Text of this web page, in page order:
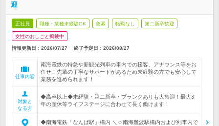
迎
正社員 職種・業種未経験OK 急募 転勤なし 第二新卒歓迎
女性のおしごと掲載中
情報更新日：2026/07/27 終了予定日： 2026/08/27
仕事内容
南海電鉄の特急や新観光列車の車内での接客、アナウンス等をお
任せ！先輩の丁寧なサポートがあるため未経験の方でも安心して
業務を進められます！
対象と
なる方
◆高卒以上◆未経験・第二新卒・ブランクありも大歓迎！最大3
年の産休等ライフステージに合わせて長く働けます！
◆南海電鉄「なんば駅」構内 ＼☆南海難波駅構内および列車内で